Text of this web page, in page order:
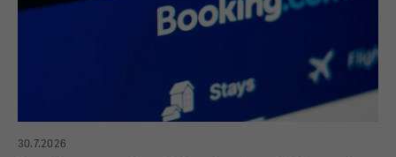
30.7.2026